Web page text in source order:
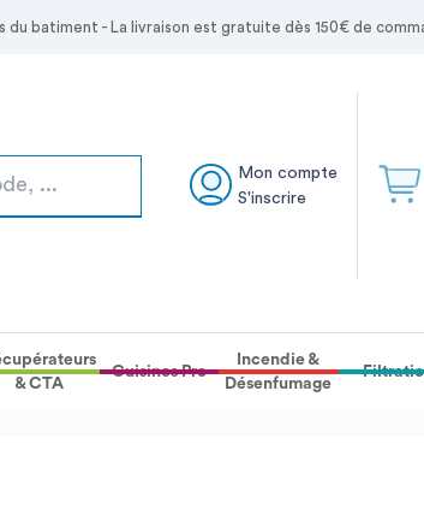
batiment - La livraison est gratuite dès 150€ de
Mon compte
S'inscrire
& CTA
Cuisines Pro
Incendie &
Désenfumage